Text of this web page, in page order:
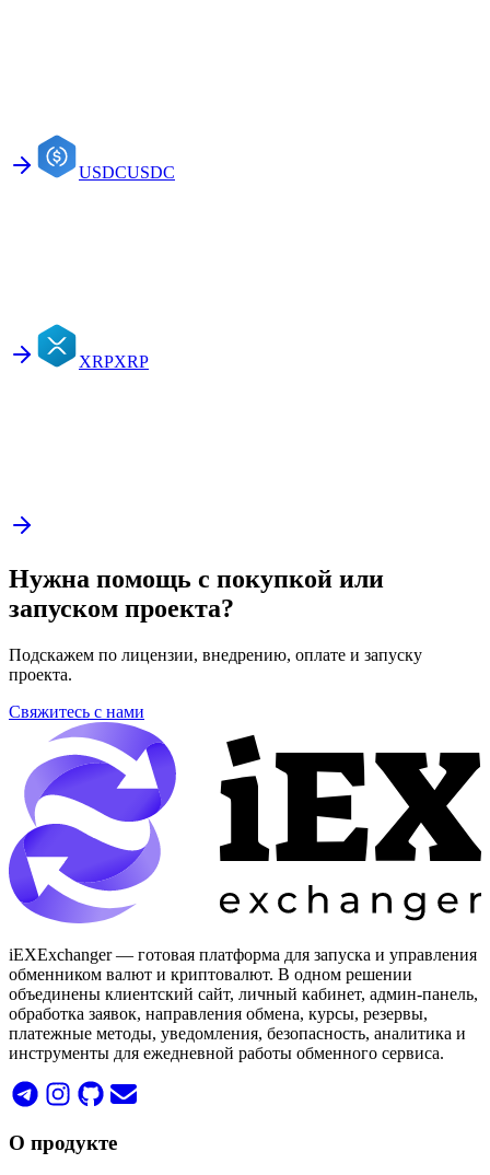
USDCUSDC
XRPXRP
Нужна помощь с покупкой или
запуском проекта?
Подскажем по лицензии, внедрению, оплате и запуску
проекта.
Свяжитесь с нами
iEXExchanger — готовая платформа для запуска и управления
обменником валют и криптовалют. В одном решении
объединены клиентский сайт, личный кабинет, админ-панель,
обработка заявок, направления обмена, курсы, резервы,
платежные методы, уведомления, безопасность, аналитика и
инструменты для ежедневной работы обменного сервиса.
О продукте